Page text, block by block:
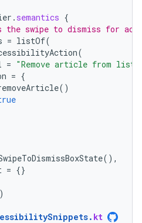
. semantics {
the swipe to dismiss for
= listOf(
(
= "Remove article from list"
= {
()
(),
= {}
. kt